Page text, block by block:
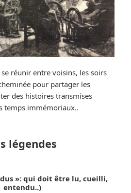
se réunir entre voisins, les soirs
pour partager les
des histoires transmises
temps immémoriaux..
légendes
»: qui doit être lu, cueilli,
entendu..)